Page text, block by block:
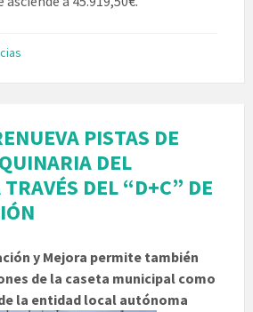
PISTAS DE
DEL
DEL “D+C” DE
y Mejora permite también
de la caseta municipal como
la entidad local autónoma